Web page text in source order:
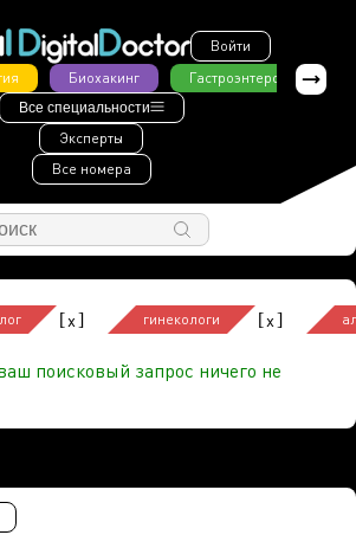
Войти
Биохакинг Гастроэнтерология
Все специальности
Эксперты
Все номера
[x] гинекологи [x]
поисковый запрос ничего не